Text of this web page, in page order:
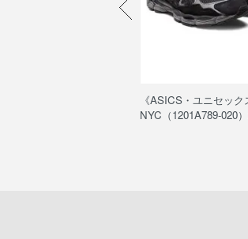
《ASICS・ユニセック
NYC（1201A789-020